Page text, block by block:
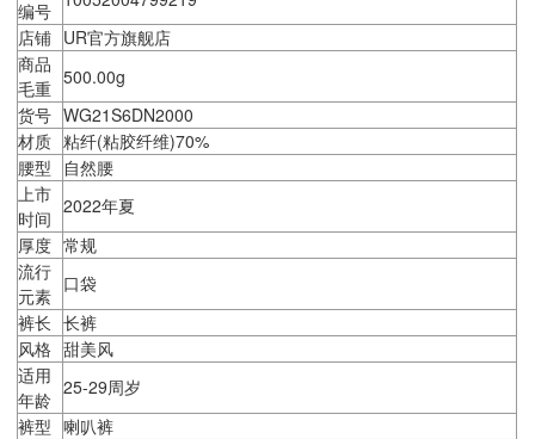
编号
店铺 UR官方旗舰店
商品
毛重 500.00g
货号 WG21S6DN2000
材质 粘纤(粘胶纤维)70%
腰型
自然腰
上市
时间
2022年夏
厚度 常规
流行
元素
口袋
裤长 长裤
风格 甜美风
适用
年龄
25-29周岁
裤型 喇叭裤